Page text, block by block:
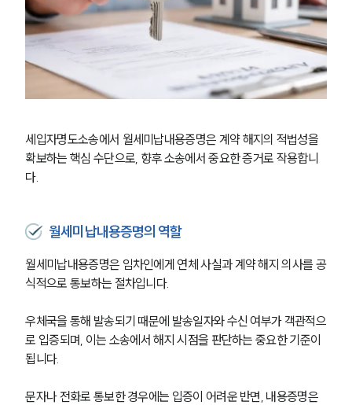
세입자명도소송에서 월세미납내용증명은 계약 해지의 적법성을
확보하는 핵심 수단으로, 향후 소송에서 중요한 증거로 작용합니
다.
월세미납내용증명의 역할
월세미납내용증명은 임차인에게 연체 사실과 계약 해지 의사를 공
식적으로 통보하는 절차입니다.
우체국을 통해 발송되기 때문에 발송일자와 수신 여부가 객관적으
로 입증되며, 이는 소송에서 해지 시점을 판단하는 중요한 기준이
됩니다.
문자나 전화로 통보한 경우에는 입증이 어려운 반면, 내용증명은